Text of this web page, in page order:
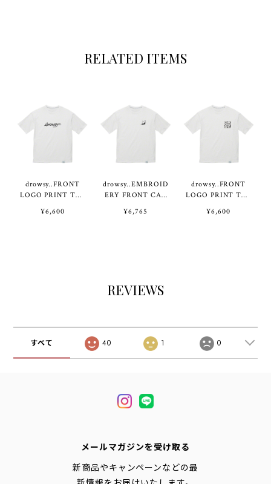
RELATED ITEMS
drowsy..FRONT
LOGO PRINT TEE
¥6,600
drowsy..EMBROID
ERY FRONT CAT
/ WH
¥6,765
drowsy..FRONT
LOGO PRINT TEE
¥6,600
REVIEWS
すべて 40 1 0
メールマガジンを受け取る
新商品やキャンペーンなどの最